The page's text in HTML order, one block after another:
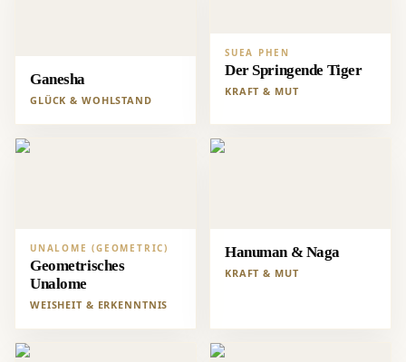
Ganesha
GLÜCK & WOHLSTAND
SUEA PHEN
Der Springende Tiger
KRAFT & MUT
UNALOME (GEOMETRIC)
Geometrisches
Unalome
WEISHEIT & ERKENNTNIS
Hanuman & Naga
KRAFT & MUT